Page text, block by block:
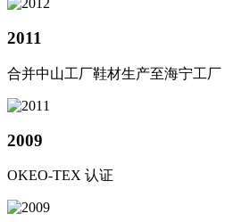
2011
合并中山工厂鞋材生产至海宁工厂
2009
OKEO-TEX 认证